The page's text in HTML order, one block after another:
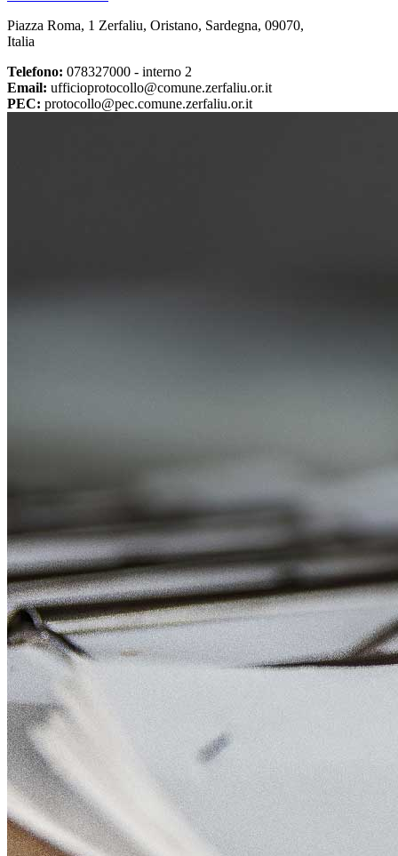
Piazza Roma, 1 Zerfaliu, Oristano, Sardegna, 09070,
Italia
Telefono: 078327000 - interno 2
Email: ufficioprotocollo@comune.zerfaliu.or.it
PEC: protocollo@pec.comune.zerfaliu.or.it